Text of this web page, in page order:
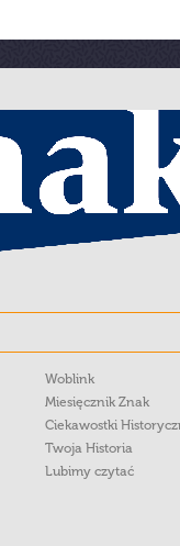
Woblink
Miesięcznik Znak
Ciekawostki
Twoja Historia
Lubimy czytać